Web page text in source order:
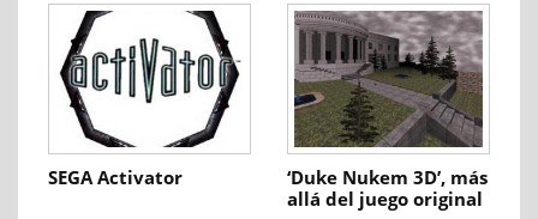
SEGA Activator
‘Duke Nukem 3D’, más
allá del juego original